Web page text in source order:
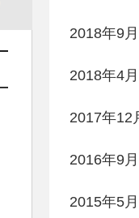
2018年9月
2018年4月
2017年12
2016年9月
2015年5月